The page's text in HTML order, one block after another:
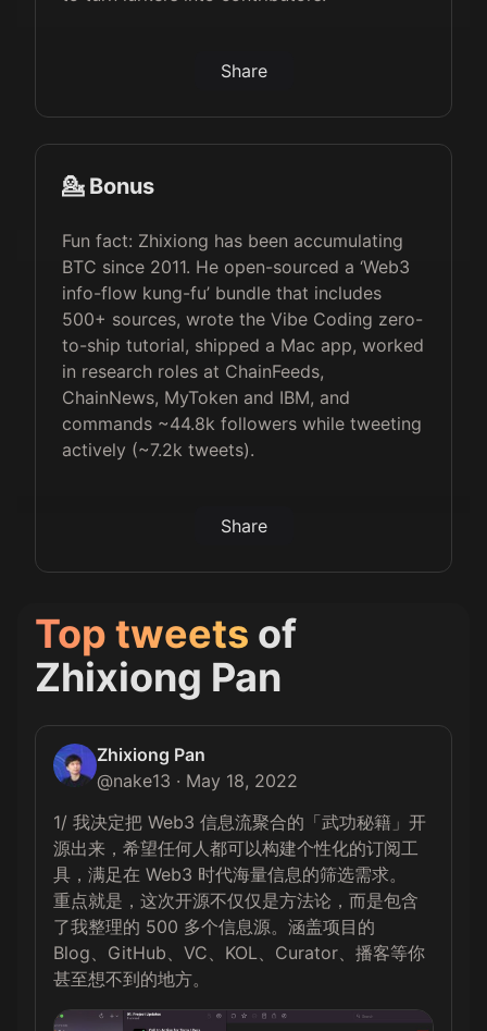
Share
💁 Bonus
Fun fact: Zhixiong has been accumulating
BTC since 2011. He open-sourced a ‘Web3
info-flow kung-fu’ bundle that includes
500+ sources, wrote the Vibe Coding zero-
to-ship tutorial, shipped a Mac app, worked
in research roles at ChainFeeds,
ChainNews, MyToken and IBM, and
commands ~44.8k followers while tweeting
actively (~7.2k tweets).
Share
Top tweets of
Zhixiong Pan
Zhixiong Pan
@nake13 · May 18, 2022
1/ 我决定把 Web3 信息流聚合的「武功秘籍」开
源出来，希望任何人都可以构建个性化的订阅工
具，满足在 Web3 时代海量信息的筛选需求。
重点就是，这次开源不仅仅是方法论，而是包含
了我整理的 500 多个信息源。涵盖项目的
Blog、GitHub、VC、KOL、Curator、播客等你
甚至想不到的地方。